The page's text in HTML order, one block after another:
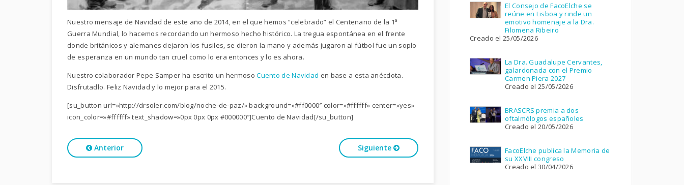
Nuestro mensaje de Navidad de este año de 2014, en el que hemos “celebrado” el Centenario de la 1ª
Guerra Mundial, lo hacemos recordando un hermoso hecho histórico. La tregua espontánea en el frente
donde británicos y alemanes dejaron los fusiles, se dieron la mano y además jugaron al fútbol fue un soplo
de esperanza en un mundo tan cruel como lo era entonces y lo es ahora.
Nuestro colaborador Pepe Samper ha escrito un hermosoCuento de Navidad en base a esta anécdota.
Disfrutadlo. Feliz Navidad y lo mejor para el 2015.
[su_button url=»http://drsoler.com/blog/noche-de-paz/» background=»#ff0000″ color=»#ffffff» center=»yes»
icon_color=»#ffffff» text_shadow=»0px 0px 0px #000000″]Cuento de Navidad[/su_button]
Anterior Siguiente
El Consejo de FacoElche se
reúne en Lisboa y rinde un
emotivo homenaje a la Dra.
Filomena Ribeiro
Creado el 25/05/2026
La Dra. Guadalupe Cervantes,
galardonada con el Premio
Carmen Piera 2027
Creado el 25/05/2026
BRASCRS premia a dos
oftalmólogos españoles
Creado el 20/05/2026
FacoElche publica la Memoria de
su XXVIII congreso
Creado el 30/04/2026